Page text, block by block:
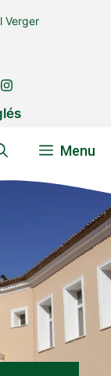
Verger
Menu